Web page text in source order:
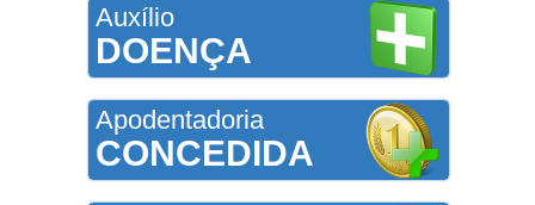
Auxílio
DOENÇA
Apodentadoria
CONCEDIDA